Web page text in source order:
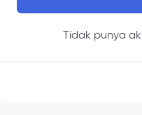
Tidak punya